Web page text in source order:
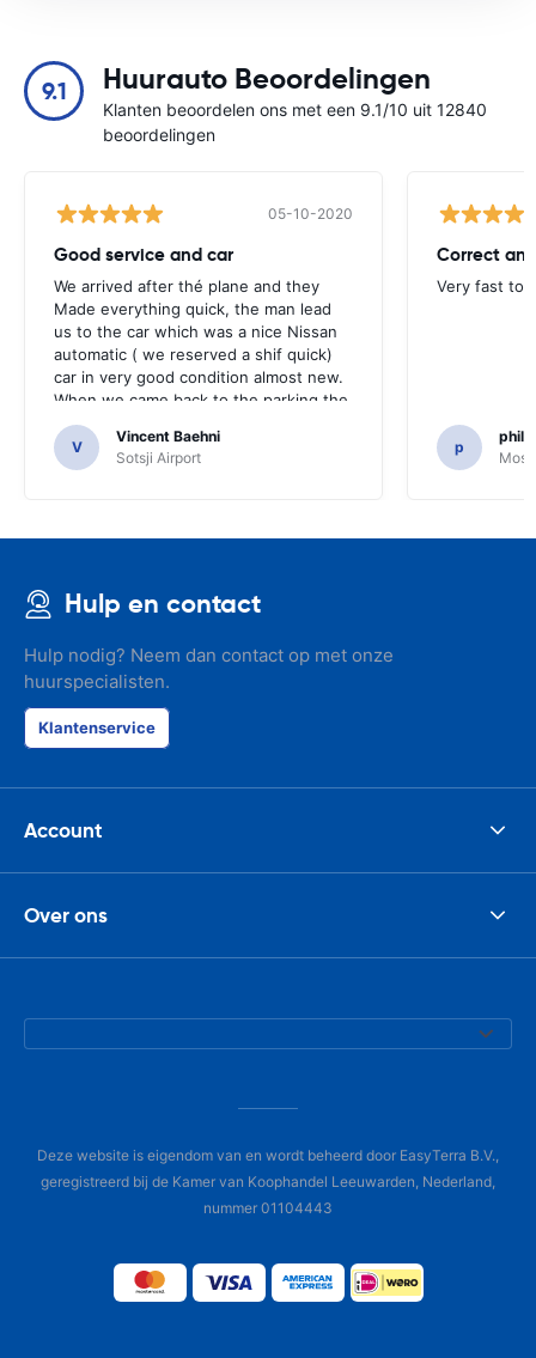
9.1 Huurauto Beoordelingen
Klanten beoordelen ons met een 9.1/10 uit 12840
beoordelingen
05-10-2020
Good service and car
We arrived after thé plane and they
Made everything quick, the man lead
us to the car which was a nice Nissan
automatic ( we reserved a shif quick)
car in very good condition almost new.
When we came back to the parking the
same man came in 5 minutes and after
a quick check we left. Very friendly and
nice. We can only recommand this
V
Vincent Baehni
Sotsji Airport
Correct
Very fast to
p
Hulp en contact
Hulp nodig? Neem dan contact op met onze
huurspecialisten.
Klantenservice
Account
Over ons
Deze website is eigendom van en wordt beheerd door EasyTerra B.V.,
geregistreerd bij de Kamer van Koophandel Leeuwarden, Nederland,
nummer 01104443